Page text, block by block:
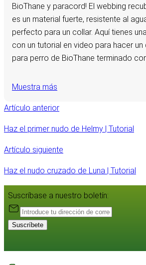
BioThane y paracord! El webbing
es un material fuerte, resistente al
perfecto para un collar. Aquí tienes
con un tutorial en video para hacer un
para perro de BioThane terminado
Muestra más
Artículo anterior
Haz el primer nudo de Helmy | Tutorial
Artículo siguiente
Haz el nudo cruzado de Luna | Tutorial
Suscríbase a nuestro boletín:
Suscríbete